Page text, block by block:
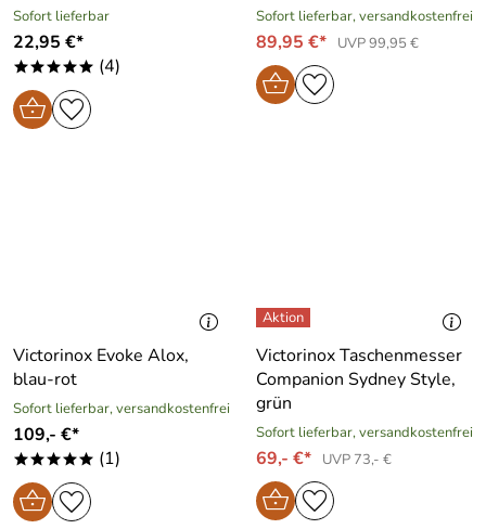
Sofort lieferbar
22,95 €*
***** (4)
Sofort lieferbar, versandkostenfrei
89,95 €* UVP 99,95 €
Victorinox Evoke Alox,
blau-rot
Sofort lieferbar, versandkostenfrei
109,- €*
***** (1)
Victorinox Taschenmesser
Companion Sydney Style,
grün
Sofort lieferbar, versandkostenfrei
69,- €* UVP 73,- €